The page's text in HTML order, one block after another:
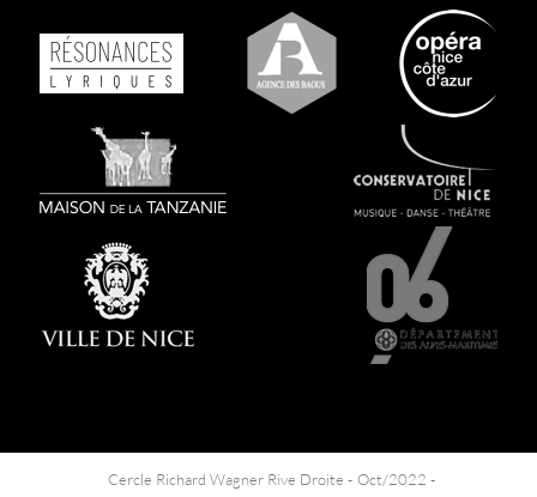
Cercle Richard Wagner Rive Droite - Oct/2022 -